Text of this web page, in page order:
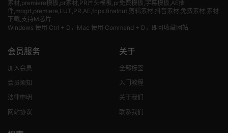
素材 ,premiere模板,pr素材,PR片头模板,pr免费模板,字幕模板,AE插
件,mogrt,premiere,LUT,PR,AE,fcpx,finalcut,剪辑素材,抖音素材,免费素材,素材
下载,支持M芯片
Windows 使用 Ctrl + D，Mac 使用 Command + D，即可收藏网站
会员服务
加入会员
会员须知
法律申明
网站协议
关于
全部标签
入门教程
关于我们
联系我们